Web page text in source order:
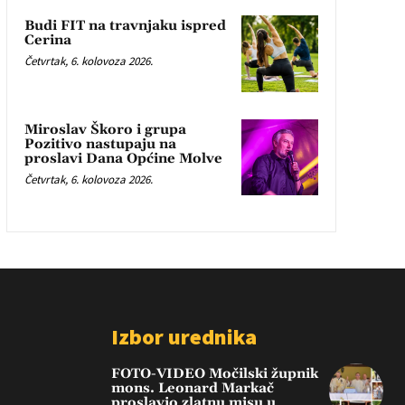
Budi FIT na travnjaku ispred
Cerina
Četvrtak, 6. kolovoza 2026.
Miroslav Škoro i grupa
Pozitivo nastupaju na
proslavi Dana Općine Molve
Četvrtak, 6. kolovoza 2026.
Izbor urednika
FOTO-VIDEO Močilski župnik
mons. Leonard Markač